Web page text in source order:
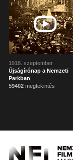
1918. szeptember
Újságírónap a Nemzeti
Parkban
59402 megtekintés